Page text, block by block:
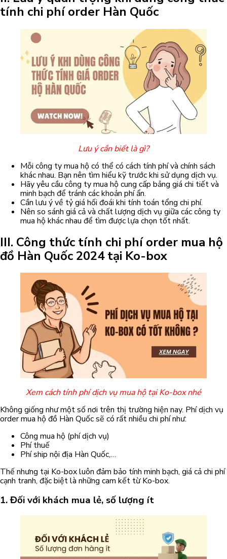
tính chi phí order Hàn Quốc
Lưu ý cần biết là gì?
Mỗi công ty mua hộ có thể có cách tính phí và chính sách
khác nhau. Bạn nên tìm hiểu kỹ trước khi sử dụng dịch vụ.
Hãy yêu cầu công ty mua hộ cung cấp bảng giá chi tiết và
minh bạch để tránh các khoản phí ẩn.
Cần lưu ý về tỷ giá hối đoái khi tính toán tổng chi phí.
Nên so sánh giá cả và chất lượng dịch vụ giữa các công ty
mua hộ khác nhau để tìm được lựa chọn tốt nhất.
III. Công thức tính chi phí order mua hộ
đồ Hàn Quốc 2024 tại Ko-box
Xem cách tính phí dịch vụ mua hộ tại Ko-box nhé
Không giống như một số nơi trên thị trường hiện nay. Phí dịch vụ
order mua hộ đồ Hàn Quốc sẽ có rất nhiều chi phí như:
Công mua hộ (phí dịch vụ)
Phí thuế
Phí ship nội địa Hàn Quốc,…
Thế nhưng tại Ko-box luôn đảm bảo tính minh bạch, giá cả chi phí
cạnh tranh, đặc biệt là những cam kết từ Ko-box.
1. Đối với khách mua lẻ, số lượng ít